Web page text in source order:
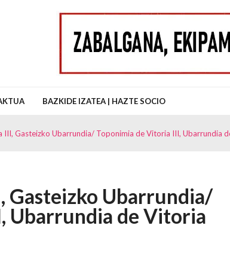
Auzo Elkartea
BAZKIDE IZATEA | HAZTE SOCIO
III, Gasteizko Ubarrundia/ Toponimia de Vitoria III, Ubarrundia
Gasteizko Ubarrundia/
Ubarrundia de Vitoria